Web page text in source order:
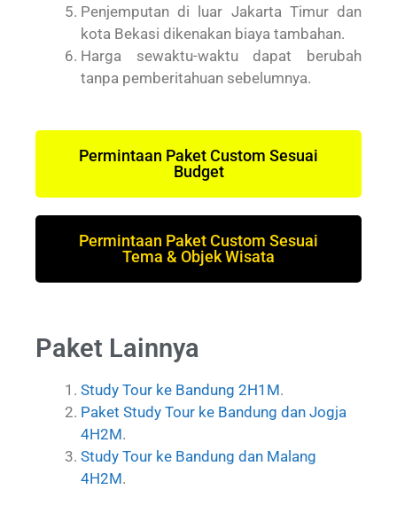
Penjemputan di luar Jakarta Timur dan
kota Bekasi dikenakan biaya tambahan.
Harga sewaktu-waktu dapat berubah
tanpa pemberitahuan sebelumnya.
Permintaan Paket Custom Sesuai
Budget
Permintaan Paket Custom Sesuai
Tema & Objek Wisata
Paket Lainnya
Study Tour ke Bandung 2H1M.
Paket Study Tour ke Bandung dan Jogja
4H2M.
Study Tour ke Bandung dan Malang
4H2M.